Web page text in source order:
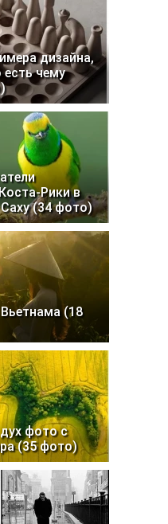
дизайна,
есть чему
Рики в
(34 фото)
(18
фото с
(35 фото)